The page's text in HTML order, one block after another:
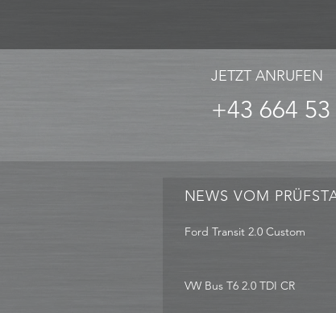
JETZT ANRUFEN
+43 664
NEWS VOM
Ford Transit 2.0 Custom
VW Bus T6 2.0 TDI CR